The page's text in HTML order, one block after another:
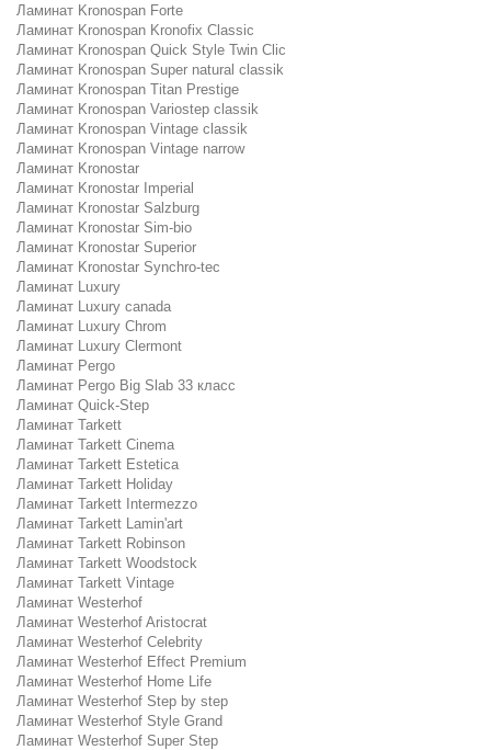
Ламинат Kronospan Forte
Ламинат Kronospan Kronofix Classic
Ламинат Kronospan Quick Style Twin Clic
Ламинат Kronospan Super natural classik
Ламинат Kronospan Titan Prestige
Ламинат Kronospan Variostep classik
Ламинат Kronospan Vintage classik
Ламинат Kronospan Vintage narrow
Ламинат Kronostar
Ламинат Kronostar Imperial
Ламинат Kronostar Salzburg
Ламинат Kronostar Sim-bio
Ламинат Kronostar Superior
Ламинат Kronostar Synchro-tec
Ламинат Luxury
Ламинат Luxury canada
Ламинат Luxury Chrom
Ламинат Luxury Clermont
Ламинат Pergo
Ламинат Pergo Big Slab 33 класс
Ламинат Quick-Step
Ламинат Tarkett
Ламинат Tarkett Cinema
Ламинат Tarkett Estetica
Ламинат Tarkett Holiday
Ламинат Tarkett Intermezzo
Ламинат Tarkett Lamin'art
Ламинат Tarkett Robinson
Ламинат Tarkett Woodstock
Ламинат Tarkett Vintage
Ламинат Westerhof
Ламинат Westerhof Aristocrat
Ламинат Westerhof Celebrity
Ламинат Westerhof Effect Premium
Ламинат Westerhof Home Life
Ламинат Westerhof Step by step
Ламинат Westerhof Style Grand
Ламинат Westerhof Super Step